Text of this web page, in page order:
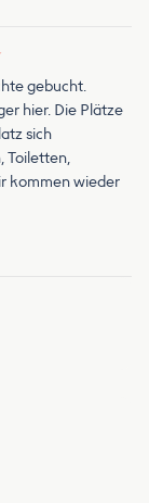
gebucht.
hier. Die Plätze
sich
Toiletten,
kommen wieder